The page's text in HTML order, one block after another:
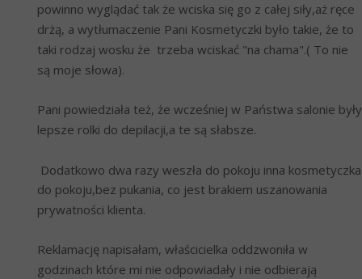
powinno wyglądać tak że wciska się go z całej siły,aż ręce
drżą, a wytłumaczenie Pani Kosmetyczki było takie, że to
taki rodzaj wosku że  trzeba wciskać "na chama".( To nie
są moje słowa).
Pani powiedziała też, że wcześniej w Państwa salonie były
lepsze rolki do depilacji,a te są słabsze.
Dodatkowo dwa razy weszła do pokoju inna kosmetyczka
do pokoju,bez pukania, co jest brakiem uszanowania
prywatności klienta.
Reklamację napisałam, właścicielka oddzwoniła w
godzinach które mi nie odpowiadały i nie odbierają